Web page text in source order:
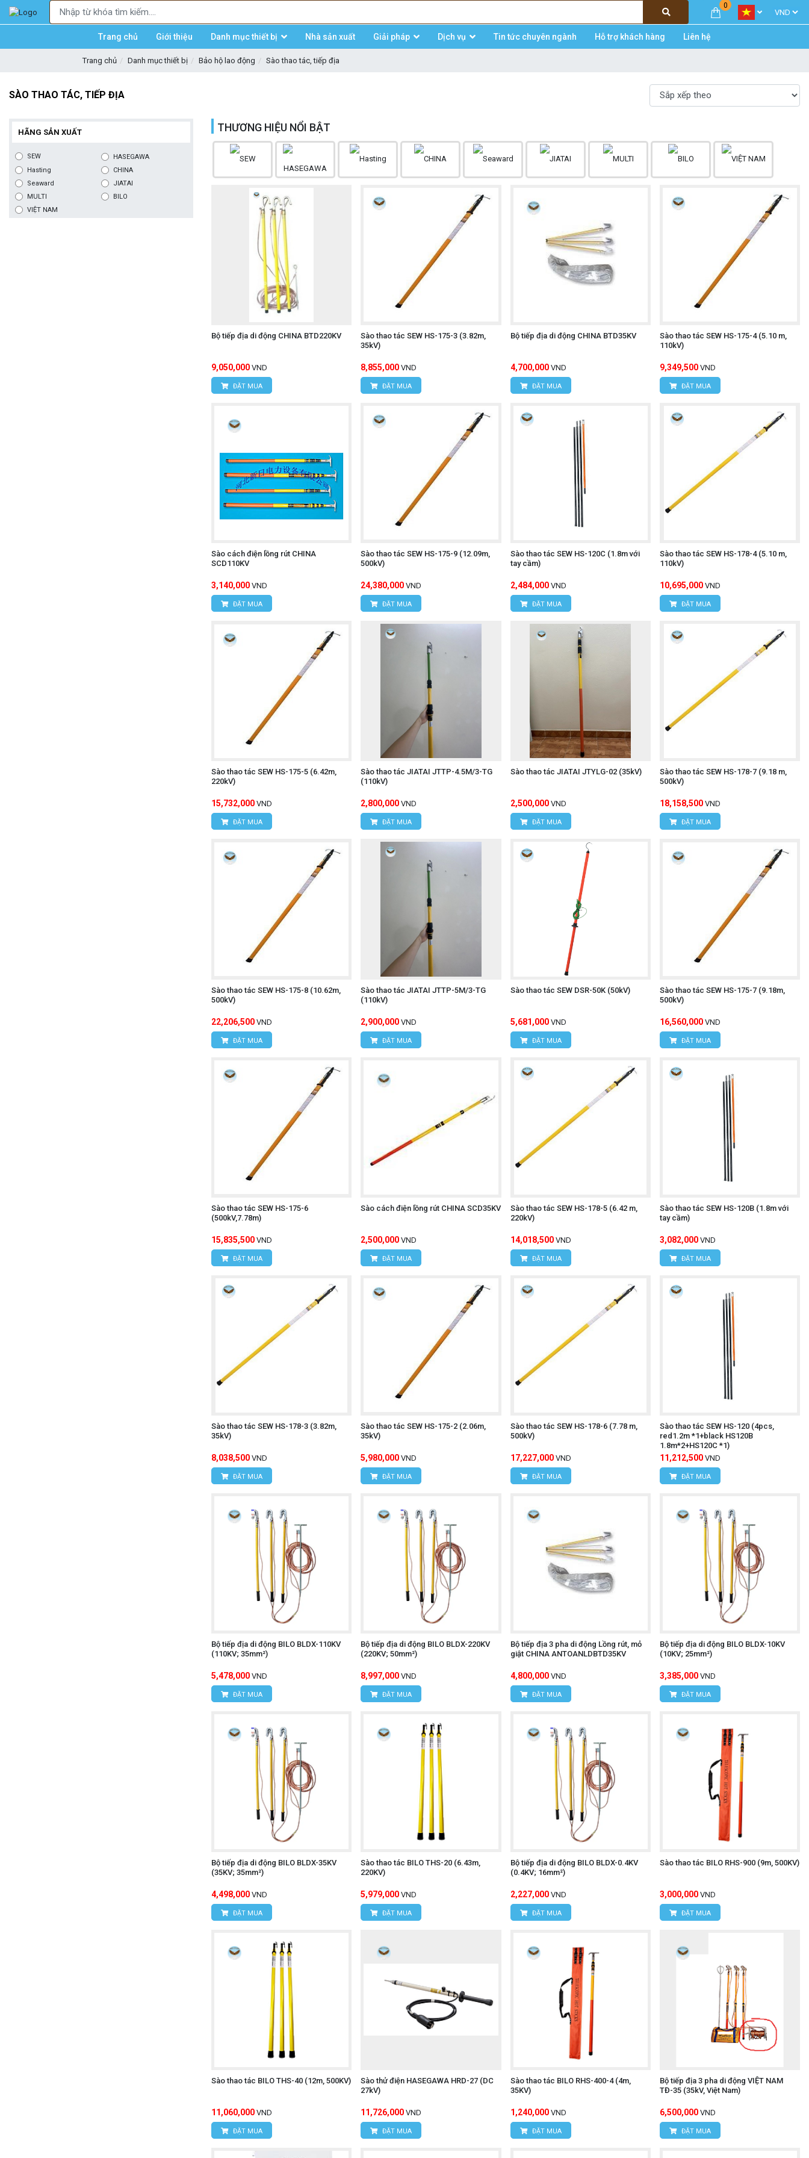
0
Trang chủ Giới thiệu Danh mục thiết bị Nhà sản xuất Giải pháp Dịch vụ Tin tức chuyên ngành Hỗ trợ khách hàng Liên hệ
Trang chủ Danh mục thiết bị Bảo hộ lao động Sào thao tác, tiếp địa
SÀO THAO TÁC, TIẾP ĐỊA
THƯƠNG HIỆU NỔI BẬT
Bộ tiếp địa di động CHINA BTD220KV
9,050,000 VND
ĐẶT MUA
Sào thao tác SEW HS-175-3 (3.82m,
35kV)
8,855,000 VND
ĐẶT MUA
Bộ tiếp địa di động CHINA BTD35KV
4,700,000 VND
ĐẶT MUA
Sào thao tác SEW HS-175-4 (5.10 m,
110kV)
9,349,500 VND
ĐẶT MUA
Sào cách điện lồng rút CHINA
SCD110KV
3,140,000 VND
ĐẶT MUA
Sào thao tác SEW HS-175-9 (12.09m,
500kV)
24,380,000 VND
ĐẶT MUA
Sào thao tác SEW HS-120C (1.8m với
tay cầm)
2,484,000 VND
ĐẶT MUA
Sào thao tác SEW HS-178-4 (5.10 m,
110kV)
10,695,000 VND
ĐẶT MUA
Sào thao tác SEW HS-175-5 (6.42m,
220kV)
15,732,000 VND
ĐẶT MUA
Sào thao tác JIATAI JTTP-4.5M/3-TG
(110kV)
2,800,000 VND
ĐẶT MUA
Sào thao tác JIATAI JTYLG-02 (35kV)
2,500,000 VND
ĐẶT MUA
Sào thao tác SEW HS-178-7 (9.18 m,
500kV)
18,158,500 VND
ĐẶT MUA
Sào thao tác SEW HS-175-8 (10.62m,
500kV)
22,206,500 VND
ĐẶT MUA
Sào thao tác JIATAI JTTP-5M/3-TG
(110kV)
2,900,000 VND
ĐẶT MUA
Sào thao tác SEW DSR-50K (50kV)
5,681,000 VND
ĐẶT MUA
Sào thao tác SEW HS-175-7 (9.18m,
500kV)
16,560,000 VND
ĐẶT MUA
Sào thao tác SEW HS-175-6
(500kV,7.78m)
15,835,500 VND
ĐẶT MUA
Sào cách điện lồng rút CHINA SCD35KV
2,500,000 VND
ĐẶT MUA
Sào thao tác SEW HS-178-5 (6.42 m,
220kV)
14,018,500 VND
ĐẶT MUA
Sào thao tác SEW HS-120B (1.8m với
tay cầm)
3,082,000 VND
ĐẶT MUA
Sào thao tác SEW HS-178-3 (3.82m,
35kV)
8,038,500 VND
ĐẶT MUA
Sào thao tác SEW HS-175-2 (2.06m,
35kV)
5,980,000 VND
ĐẶT MUA
Sào thao tác SEW HS-178-6 (7.78 m,
500kV)
17,227,000 VND
ĐẶT MUA
Sào thao tác SEW HS-120 (4pcs,
red1.2m *1+black HS120B
1.8m*2+HS120C *1)
11,212,500 VND
ĐẶT MUA
Bộ tiếp địa di động BILO BLDX-110KV
(110KV; 35mm²)
5,478,000 VND
ĐẶT MUA
Bộ tiếp địa di động BILO BLDX-220KV
(220KV; 50mm²)
8,997,000 VND
ĐẶT MUA
Bộ tiếp địa 3 pha di động Lồng rút, mỏ
giật CHINA ANTOANLDBTD35KV
4,800,000 VND
ĐẶT MUA
Bộ tiếp địa di động BILO BLDX-10KV
(10KV; 25mm²)
3,385,000 VND
ĐẶT MUA
Bộ tiếp địa di động BILO BLDX-35KV
(35KV; 35mm²)
4,498,000 VND
ĐẶT MUA
Sào thao tác BILO THS-20 (6.43m,
220KV)
5,979,000 VND
ĐẶT MUA
Bộ tiếp địa di động BILO BLDX-0.4KV
(0.4KV; 16mm²)
2,227,000 VND
ĐẶT MUA
Sào thao tác BILO RHS-900 (9m, 500KV)
3,000,000 VND
ĐẶT MUA
Sào thao tác BILO THS-40 (12m, 500KV)
11,060,000 VND
ĐẶT MUA
Sào thử điện HASEGAWA HRD-27 (DC
27kV)
11,726,000 VND
ĐẶT MUA
Sào thao tác BILO RHS-400-4 (4m,
35KV)
1,240,000 VND
ĐẶT MUA
Bộ tiếp địa 3 pha di động VIỆT NAM
TĐ-35 (35kV, Việt Nam)
6,500,000 VND
ĐẶT MUA
HÃNG SẢN XUẤT
SEW
HASEGAWA
Hasting
CHINA
Seaward
JIATAI
MULTI
BILO
VIỆT NAM